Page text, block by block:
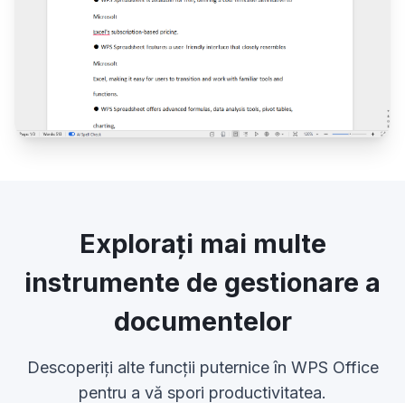
Explorați mai multe
instrumente de gestionare a
documentelor
Descoperiți alte funcții puternice în WPS Office
pentru a vă spori productivitatea.